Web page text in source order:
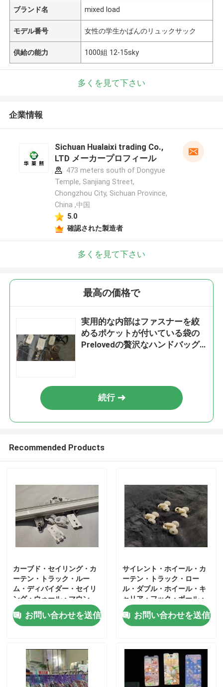
プロダクト
ビデオ
私達について
ブランド名 mixed load
モデル番号 女性の学生かばんのリュックサック
供給の能力 1000組 12-15sky
多くを見て下さい
企業情報
Sichuan Hualaixi trading Co.,
LTD メーカープロフィール
473 meters south of Dongyue
Temple, Sanjiang Street,
Chongzhou City, Sichuan Province,
China ,中国
5.0
確認された製造者
多くを見て下さい
最高の価格で
実用的な内部はファスナーを絞
めるポケットが付いている袋の
Prelovedの贅沢なハンドバッグ
続行
Recommended Products
カーブド・セイリング・カ
ーテン・トラック・ルー
ム・ディバイダー・セイリ
ング・ウォール・マウン
ト・ベンダブル・トラッ
ク・システム
お問い合わせを送信
サイレント・ホイール・カ
ーテン・トラック・ロー
ル・ダブル・ホイール・キ
ャリア・フック・ボール・
ポリー・スライド・レール
お問い合わせを送信